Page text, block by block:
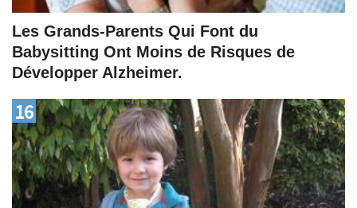
Les Grands-Parents Qui Font du
Babysitting Ont Moins de Risques de
Développer Alzheimer.
16